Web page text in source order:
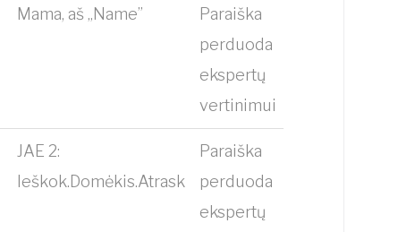
Mama, aš „Name”
Paraiška
perduoda
ekspertų
vertinimui
JAE 2:
Ieškok.Domėkis.Atrask
Paraiška
perduoda
ekspertų